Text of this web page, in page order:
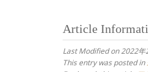
Article
Last Modified on 2022年
This entry was posted in